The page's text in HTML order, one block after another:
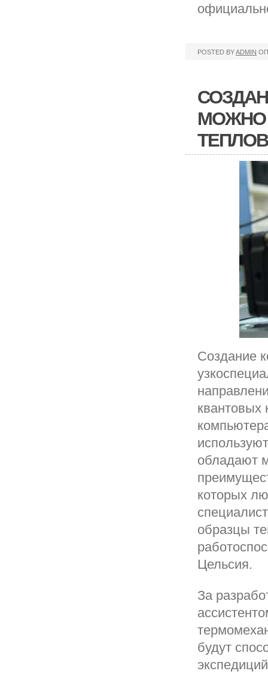
POSTED BYADMIN
МОЖНО
Создание
обладают
которых
образцы
Цельсия.
За
будут